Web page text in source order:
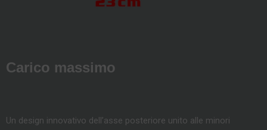
Carico massimo
Un design innovativo dell’asse posteriore unito alle minori